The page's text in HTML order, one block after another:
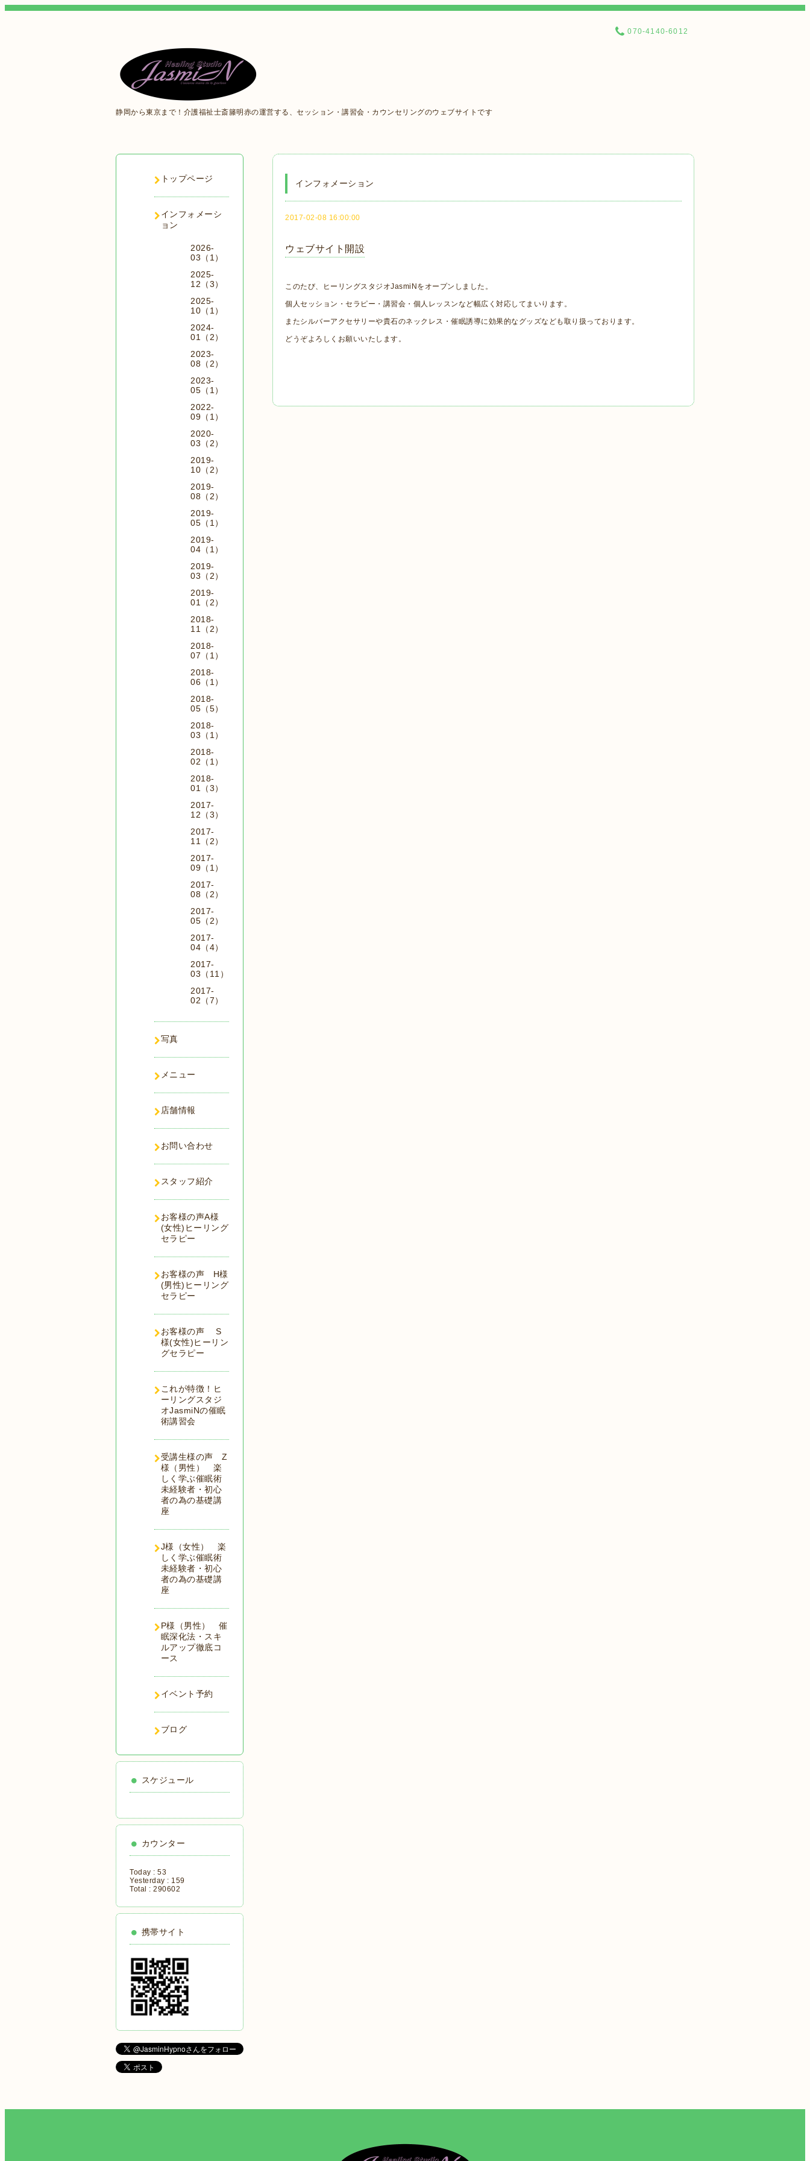
静岡から東京まで！介護福祉士斎籐明赤の運営する、セッション・講習会・カウンセリングのウェブサイトです
070-4140-6012
インフォメーション
2017-02-08 16:00:00
ウェブサイト開設
このたび、ヒーリングスタジオJasmiNをオープンしました。
個人セッション・セラピー・講習会・個人レッスンなど幅広く対応してまいります。
またシルバーアクセサリーや貴石のネックレス・催眠誘導に効果的なグッズなども取り扱っております。
どうぞよろしくお願いいたします。
トップページ
インフォメーシ
ョン
2026-
03（1）
2025-
12（3）
2025-
10（1）
2024-
01（2）
2023-
08（2）
2023-
05（1）
2022-
09（1）
2020-
03（2）
2019-
10（2）
2019-
08（2）
2019-
05（1）
2019-
04（1）
2019-
03（2）
2019-
01（2）
2018-
11（2）
2018-
07（1）
2018-
06（1）
2018-
05（5）
2018-
03（1）
2018-
02（1）
2018-
01（3）
2017-
12（3）
2017-
11（2）
2017-
09（1）
2017-
08（2）
2017-
05（2）
2017-
04（4）
2017-
03（11）
2017-
02（7）
写真
メニュー
店舗情報
お問い合わせ
スタッフ紹介
お客様の声A様
(女性)ヒーリング
セラピー
お客様の声 H様
(男性)ヒーリング
セラピー
お客様の声 S
様(女性)ヒーリン
グセラピー
これが特徴！ヒ
ーリングスタジ
オJasmiNの催眠
術講習会
受講生様の声 Z
様（男性） 楽
しく学ぶ催眠術
未経験者・初心
者の為の基礎講
座
J様（女性） 楽
しく学ぶ催眠術
未経験者・初心
者の為の基礎講
座
P様（男性） 催
眠深化法・スキ
ルアップ徹底コ
ース
イベント予約
ブログ
スケジュール
カウンター
Today : 53
Yesterday : 159
Total : 290602
携帯サイト